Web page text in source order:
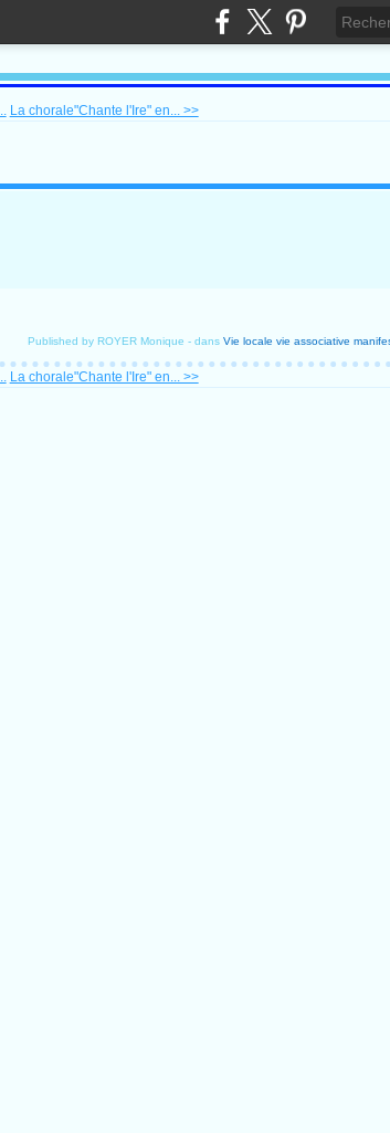
La chorale"Chante l'Ire" en... >>
Published by ROYER Monique -dans Vie locale vie associative
La chorale"Chante l'Ire" en... >>